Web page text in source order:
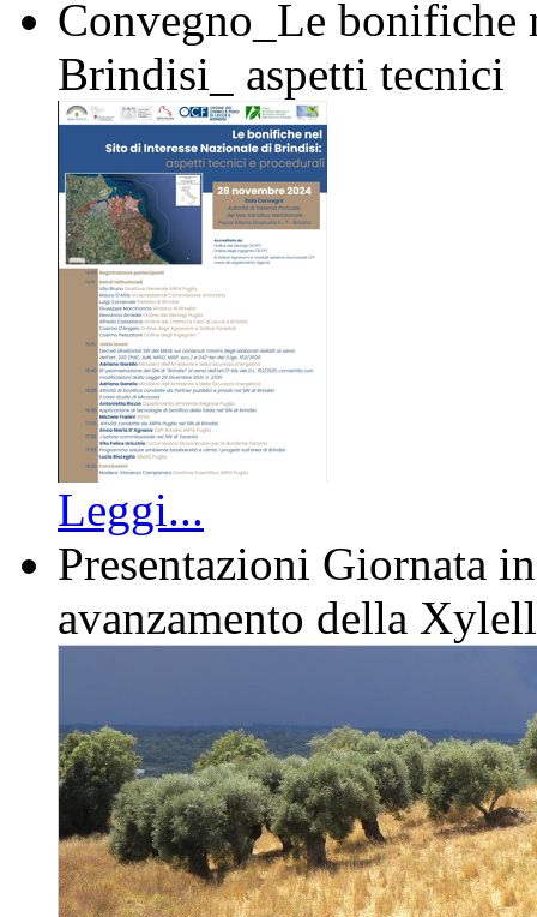
Convegno_Le bonifiche
Brindisi_ aspetti tecnici
Leggi...
Presentazioni Giornata
avanzamento della